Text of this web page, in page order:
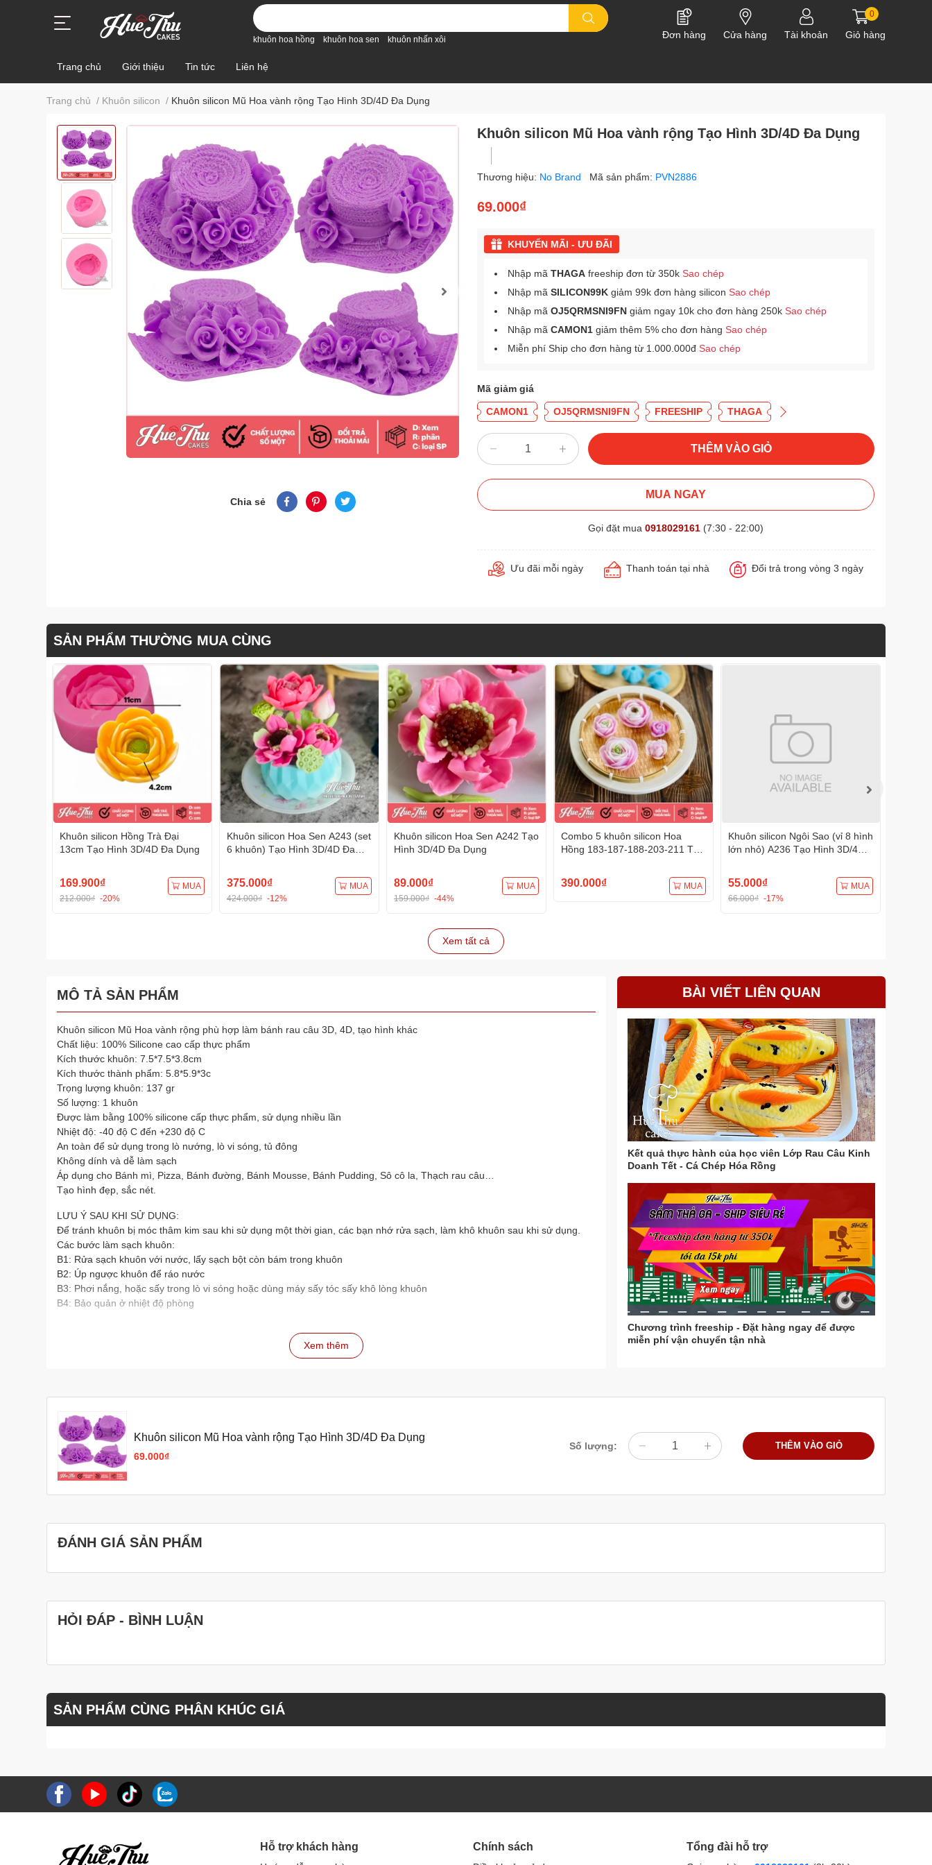
khuôn hoa hồng khuôn hoa sen khuôn nhấn xôi Đơn hàng Cửa hàng Tài khoản
0
Giỏ hàng
Trang chủ Giới thiệu Tin tức Liên hệ
Trang chủ / Khuôn silicon / Khuôn silicon Mũ Hoa vành rộng Tạo Hình 3D/4D Đa Dụng
Chia sẻ
Khuôn silicon Mũ Hoa vành rộng Tạo Hình 3D/4D Đa Dụng
Thương hiệu: No Brand Mã sản phẩm: PVN2886
69.000₫
KHUYẾN MÃI - ƯU ĐÃI
Nhập mã THAGA freeship đơn từ 350k Sao chép
Nhập mã SILICON99K giảm 99k đơn hàng silicon Sao chép
Nhập mã OJ5QRMSNI9FN giảm ngay 10k cho đơn hàng 250k Sao chép
Nhập mã CAMON1 giảm thêm 5% cho đơn hàng Sao chép
Miễn phí Ship cho đơn hàng từ 1.000.000đ Sao chép
Mã giảm giá
CAMON1 OJ5QRMSNI9FN FREESHIP THAGA
THÊM VÀO GIỎ
MUA NGAY
Gọi đặt mua 0918029161 (7:30 - 22:00)
Ưu đãi mỗi ngày Thanh toán tại nhà Đổi trả trong vòng 3 ngày
SẢN PHẨM THƯỜNG MUA CÙNG
Khuôn silicon Hồng Trà Đại
13cm Tạo Hình 3D/4D Đa Dụng
169.900₫
212.000₫ -20%
MUA
Khuôn silicon Hoa Sen A243 (set
6 khuôn) Tạo Hình 3D/4D Đa
375.000₫
424.000₫ -12%
MUA
Khuôn silicon Hoa Sen A242 Tạo
Hình 3D/4D Đa Dụng
89.000₫
159.000₫ -44%
MUA
Combo 5 khuôn silicon Hoa
Hồng 183-187-188-203-211 Tạo
390.000₫ MUA
Khuôn silicon Ngôi Sao (vỉ 8 hình
lớn nhỏ) A236 Tạo Hình 3D/4D
55.000₫
66.000₫ -17%
MUA
Xem tất cả
MÔ TẢ SẢN PHẨM
Khuôn silicon Mũ Hoa vành rộng phù hợp làm bánh rau câu 3D, 4D, tạo hình khác
Chất liệu: 100% Silicone cao cấp thực phẩm
Kích thước khuôn: 7.5*7.5*3.8cm
Kích thước thành phẩm: 5.8*5.9*3c
Trọng lượng khuôn: 137 gr
Số lượng: 1 khuôn
Được làm bằng 100% silicone cấp thực phẩm, sử dụng nhiều lần
Nhiệt độ: -40 độ C đến +230 độ C
An toàn để sử dụng trong lò nướng, lò vi sóng, tủ đông
Không dính và dễ làm sạch
Áp dụng cho Bánh mì, Pizza, Bánh đường, Bánh Mousse, Bánh Pudding, Sô cô la, Thạch rau câu…
Tạo hình đẹp, sắc nét.
LƯU Ý SAU KHI SỬ DỤNG:
Để tránh khuôn bị móc thâm kim sau khi sử dụng một thời gian, các bạn nhớ rửa sạch, làm khô khuôn sau khi sử dụng.
Các bước làm sạch khuôn:
B1: Rửa sạch khuôn với nước, lấy sạch bột còn bám trong khuôn
B2: Úp ngược khuôn để ráo nước
B3: Phơi nắng, hoặc sấy trong lò vi sóng hoặc dùng máy sấy tóc sấy khô lòng khuôn
B4: Bảo quản ở nhiệt độ phòng
Xem thêm
BÀI VIẾT LIÊN QUAN
Kết quả thực hành của học viên Lớp Rau Câu Kinh
Doanh Tết - Cá Chép Hóa Rồng
Chương trình freeship - Đặt hàng ngay để được
miễn phí vận chuyển tận nhà
Khuôn silicon Mũ Hoa vành rộng Tạo Hình 3D/4D Đa Dụng
69.000₫
Số lượng: THÊM VÀO GIỎ
ĐÁNH GIÁ SẢN PHẨM
HỎI ĐÁP - BÌNH LUẬN
SẢN PHẨM CÙNG PHÂN KHÚC GIÁ
Hỗ trợ khách hàng Chính sách Tổng đài hỗ trợ